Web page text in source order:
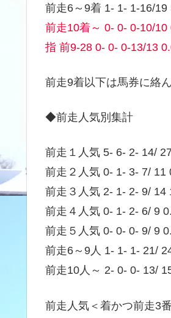
前走6～9着 1- 1- 1-16/19
前走10着～ 0- 0- 0-10/10
指 前9-28 0- 0- 0-13/13
前走9着以下は馬券に絡
◆前走人気別集計
前走１人気 5- 6- 2- 14/
前走２人気 0- 1- 3- 7/ 11
前走３人気 2- 1- 2- 9/ 14
前走４人気 0- 1- 2- 6/ 9
前走５人気 0- 0- 0- 9/ 9
前走6～9人 1- 1- 1- 21/
前走10人～ 2- 0- 0- 13/
前走人気＜着かつ前走3